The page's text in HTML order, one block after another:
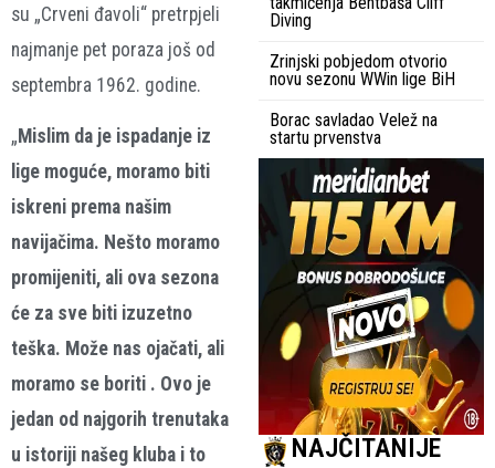
su „Crveni đavoli“ pretrpjeli
najmanje pet poraza još od
septembra 1962. godine.
„ Mislim da je ispadanje iz
lige moguće, moramo biti
iskreni prema našim
navijačima. Nešto moramo
promijeniti, ali ova sezona
će za sve biti izuzetno
teška. Može nas ojačati, ali
moramo se boriti . Ovo je
jedan od najgorih trenutaka
u istoriji našeg kluba i to
Diving
Zrinjski pobjedom otvorio
novu sezonu WWin lige BiH
Borac savladao Velež na
startu prvenstva
NAJČITANIJE